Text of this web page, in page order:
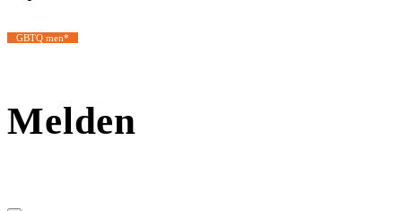
GBTQ men*
Melden